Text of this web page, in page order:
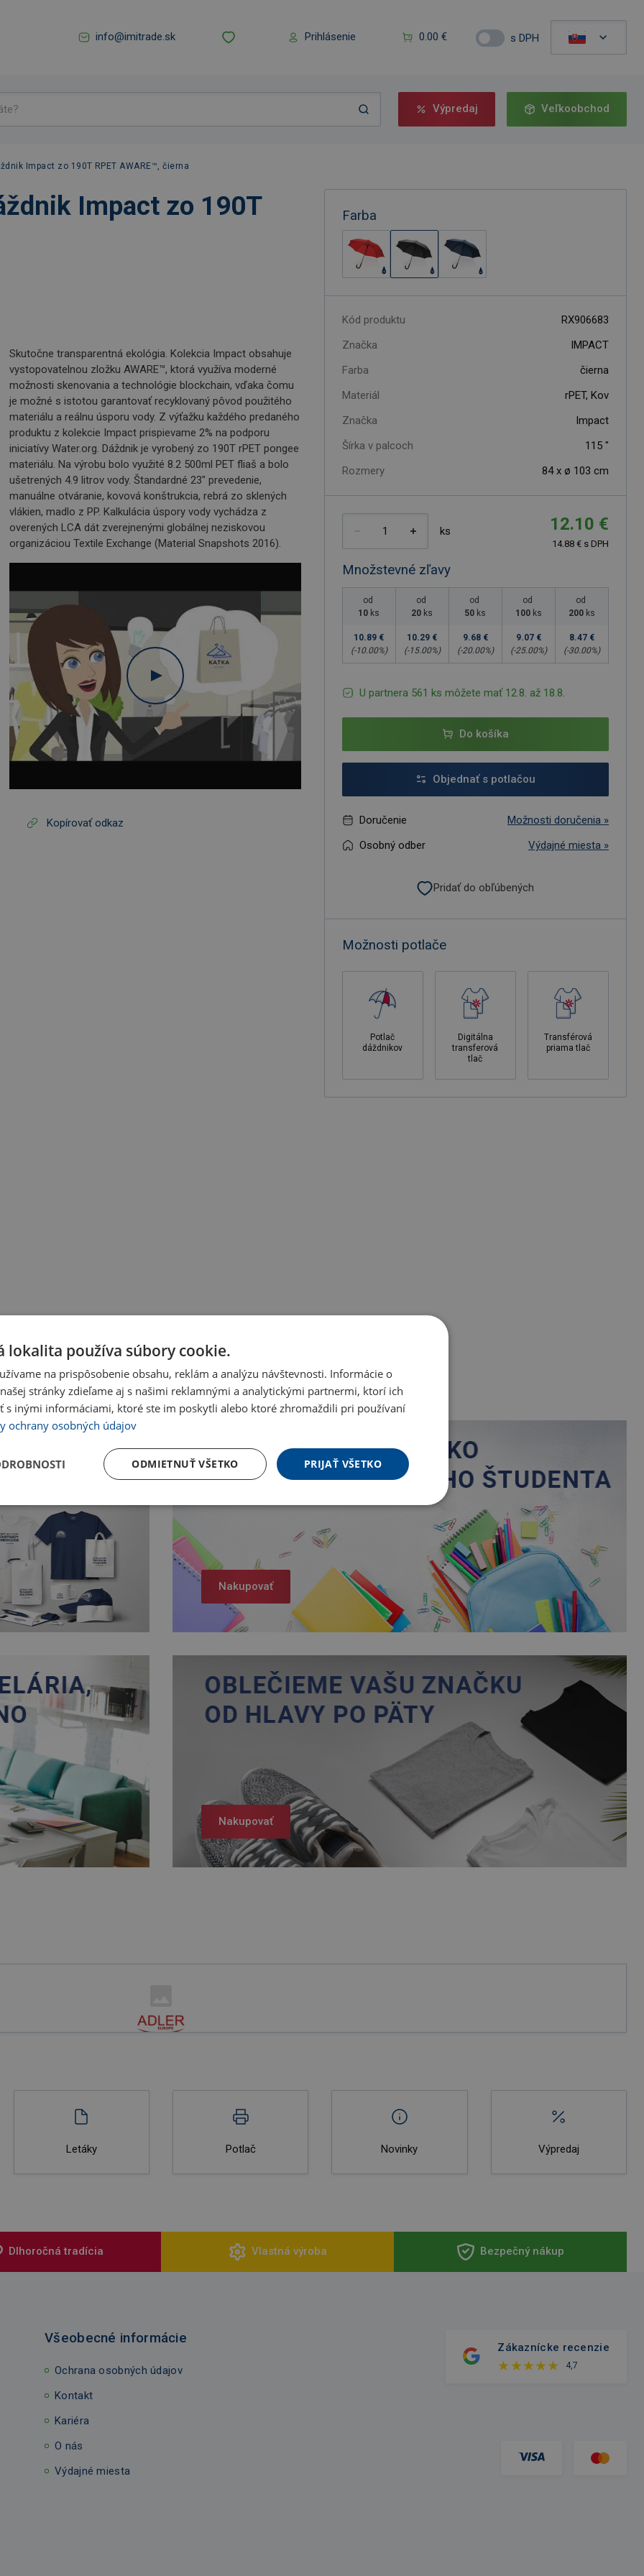
info@imitrade.sk Prihlásenie 0.00 € s DPH
Výpredaj Veľkoobchod
Impact zo 190T RPET AWARE™, čierna
Impact zo 190T
Skutočne transparentná ekológia. Kolekcia Impact obsahuje
vystopovatelnou zložku AWARE™, ktorá využíva moderné
možnosti skenovania a technológie blockchain, vďaka čomu
je možné s istotou garantovať recyklovaný pôvod použitého
materiálu a reálnu úsporu vody. Z výťažku každého predaného
produktu z kolekcie Impact prispievame 2% na podporu
iniciatívy Water.org. Dáždnik je vyrobený zo 190T rPET pongee
materiálu. Na výrobu bolo využité 8.2 500ml PET fliaš a bolo
ušetrených 4.9 litrov vody. Štandardné 23" prevedenie,
manuálne otváranie, kovová konštrukcia, rebrá zo sklených
vlákien, madlo z PP. Kalkulácia úspory vody vychádza z
overených LCA dát zverejnenými globálnej neziskovou
organizáciou Textile Exchange (Material Snapshots 2016).
Kopírovať odkaz
Farba
Kód produktu
RX906683
Značka
IMPACT
Farba
čierna
Materiál
rPET, Kov
Značka
Impact
Šírka v palcoch
115 "
Rozmery
84 x ø 103 cm
ks 12.10 €
14.88 € s DPH
Množstevné zľavy
od
10 ks
10.89 €
(-10.00%)
od
20 ks
10.29 €
(-15.00%)
od
50 ks
9.68 €
(-20.00%)
od
100 ks
9.07 €
(-25.00%)
od
200 ks
8.47 €
(-30.00%)
U partnera 561 ks môžete mať 12.8. až 18.8.
Do košíka
Objednať s potlačou
Doručenie
Možnosti doručenia »
Osobný odber
Výdajné miesta »
Pridať do obľúbených
Možnosti potlače
Potlač
dáždnikov
Digitálna
transferová
tlač
Transférová
priama tlač
Nakupovať
Nakupovať
Letáky Potlač Novinky Výpredaj
Dlhoročná tradícia Vlastná výroba Bezpečný nákup
Všeobecné informácie
Ochrana osobných údajov
Kontakt
Kariéra
O nás
Výdajné miesta
Zákaznícke recenzie
4,7
lokalita používa súbory cookie.
na prispôsobenie obsahu, reklám a analýzu návštevnosti. Informácie o
stránky zdieľame aj s našimi reklamnými a analytickými partnermi, ktorí ich
s inými informáciami, ktoré ste im poskytli alebo ktoré zhromaždili pri používaní
ochrany osobných údajov
PRIJAŤ VŠETKO
ODMIETNUŤ VŠETKO